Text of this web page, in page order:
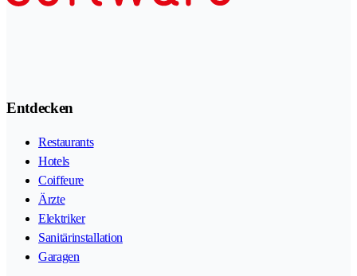
Entdecken
Restaurants
Hotels
Coiffeure
Ärzte
Elektriker
Sanitärinstallation
Garagen